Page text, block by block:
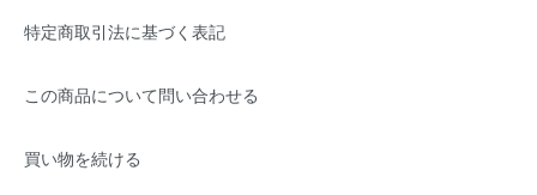
特定商取引法に基づく表記
この商品について問い合わせる
買い物を続ける